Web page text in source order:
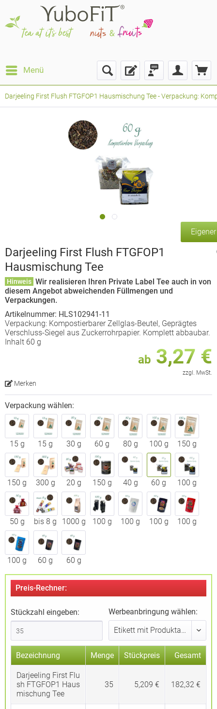
Menü
Darjeeling First Flush FTGFOP1 Hausmischung Tee - Verpackung:
Darjeeling First Flush FTGFOP1
Hausmischung Tee
Hinweis Wir realisieren Ihren Private Label Tee auch in von
diesem Angebot abweichenden Füllmengen und
Verpackungen.
Artikelnummer: HLS102941-11
Verpackung: Kompostierbarer Zellglas-Beutel, Geprägtes
Verschluss-Siegel aus Zuckerrohrpapier. Komplett abbaubar.
Inhalt 60 g
ab 3,27 €
zzgl. MwSt.
Merken
Verpackung wählen:
15 g 15 g 30 g 60 g 80 g 100 g 150 g
150 g 300 g 20 g 150 g 40 g 60 g 100 g
50 g bis 8 g 1000 g 100 g 100 g 100 g 100 g
100 g 60 g 60 g
Preis-Rechner:
Stückzahl eingeben: Werbeanbringung wählen:
Bezeichnung Menge Stückpreis Gesamt
Darjeeling First Flu
sh FTGFOP1 Haus
mischung Tee
35 5,209 € 182,32 €